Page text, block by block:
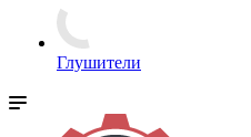
Глушители